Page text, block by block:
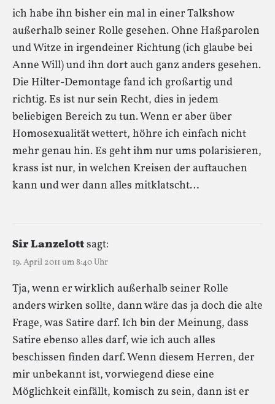
ich habe ihn bisher ein mal in einer Talkshow
außerhalb seiner Rolle gesehen. Ohne Haßparolen
und Witze in irgendeiner Richtung (ich glaube bei
Anne Will) und ihn dort auch ganz anders gesehen.
Die Hilter-Demontage fand ich großartig und
richtig. Es ist nur sein Recht, dies in jedem
beliebigen Bereich zu tun. Wenn er aber über
Homosexualität wettert, höhre ich einfach nicht
mehr genau hin. Es geht ihm nur ums polarisieren,
krass ist nur, in welchen Kreisen der auftauchen
kann und wer dann alles mitklatscht…
Sir Lanzelottsagt:
19. April 2011 um 8:40 Uhr
Tja, wenn er wirklich außerhalb seiner Rolle
anders wirken sollte, dann wäre das ja doch die alte
Frage, was Satire darf. Ich bin der Meinung, dass
Satire ebenso alles darf, wie ich auch alles
beschissen finden darf. Wenn diesem Herren, der
mir unbekannt ist, vorwiegend diese eine
Möglichkeit einfällt, komisch zu sein, dann ist er